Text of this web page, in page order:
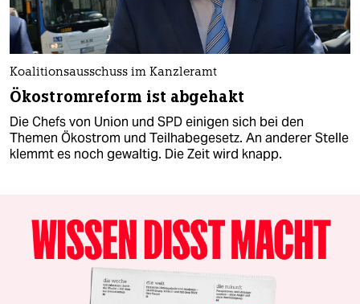
Koalitionsausschuss im Kanzleramt
Ökostromreform ist abgehakt
Die Chefs von Union und SPD einigen sich bei den
Themen Ökostrom und Teilhabegesetz. An anderer Stelle
klemmt es noch gewaltig. Die Zeit wird knapp.